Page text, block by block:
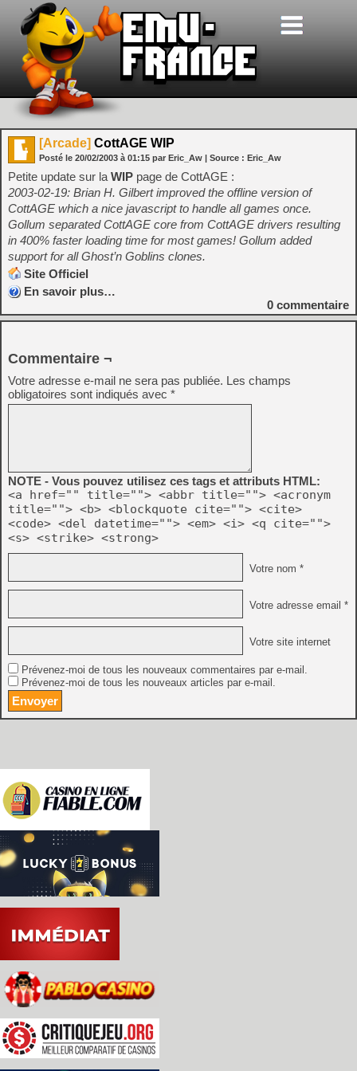
[Arcade] CottAGE WIP
Posté le 20/02/2003 à 01:15 par Eric_Aw | Source : Eric_Aw
Petite update sur la WIP page de CottAGE :
2003-02-19: Brian H. Gilbert improved the offline version of
CottAGE which a nice javascript to handle all games once.
Gollum separated CottAGE core from CottAGE drivers resulting
in 400% faster loading time for most games! Gollum added
support for all Ghost’n Goblins clones.
Site Officiel
En savoir plus…
0 commentaire
Commentaire ¬
Votre adresse e-mail ne sera pas publiée. Les champs
obligatoires sont indiqués avec *
NOTE - Vous pouvez utilisez ces tags et attributs HTML:
<a href="" title=""> <abbr title=""> <acronym
title=""> <b> <blockquote cite=""> <cite>
<code> <del datetime=""> <em> <i> <q cite="">
<s> <strike> <strong>
Votre nom *
Votre adresse email *
Votre site internet
Prévenez-moi de tous les nouveaux commentaires par e-mail.
Prévenez-moi de tous les nouveaux articles par e-mail.